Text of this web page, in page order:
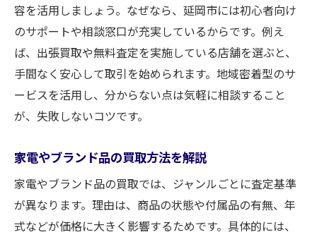
容を活用しましょう。なぜなら、延岡市には初心者向け
のサポートや相談窓口が充実しているからです。例え
ば、出張買取や無料査定を実施している店舗を選ぶと、
手間なく安心して取引を始められます。地域密着型のサ
ービスを活用し、分からない点は気軽に相談すること
が、失敗しないコツです。
家電やブランド品の買取方法を解説
家電やブランド品の買取では、ジャンルごとに査定基準
が異なります。理由は、商品の状態や付属品の有無、年
式などが価格に大きく影響するためです。具体的には、